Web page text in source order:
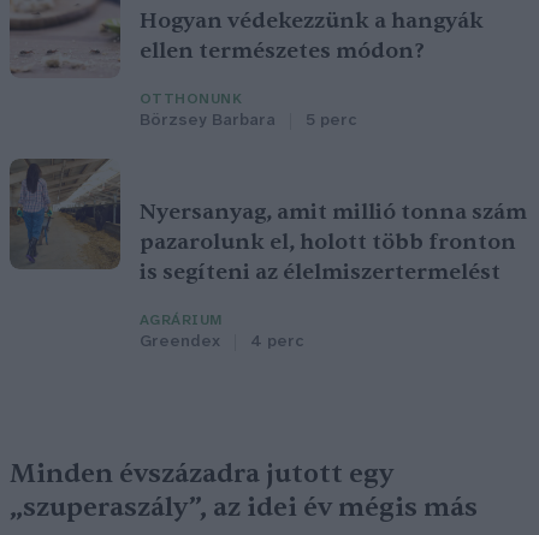
Hogyan védekezzünk a hangyák
ellen természetes módon?
OTTHONUNK
Börzsey Barbara 5 perc
Nyersanyag, amit millió tonna szám
pazarolunk el, holott több fronton
is segíteni az élelmiszertermelést
AGRÁRIUM
Greendex 4 perc
Minden évszázadra jutott egy
„szuperaszály”, az idei év mégis más